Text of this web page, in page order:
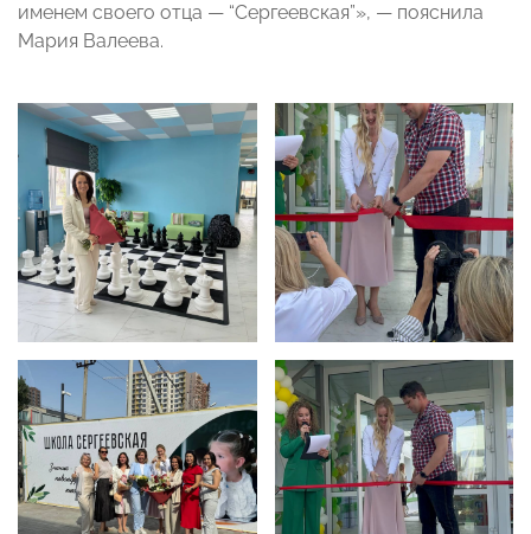
именем своего отца — “Сергеевская”», — пояснила
Мария Валеева.